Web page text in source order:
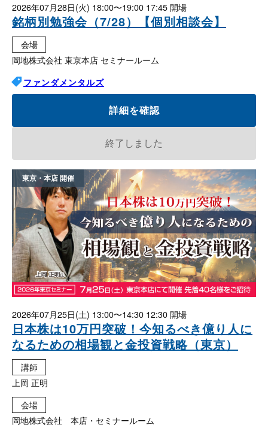
2026年07月28日(火) 18:00〜19:00 17:45
銘柄別勉強会（7/28）【個別相談会】
会場
岡地株式会社 東京本店 セミナールーム
ファンダメンタルズ
詳細を確認
終了しました
東京・本店
2026年07月25日(土) 13:00〜14:30 12:30
日本株は10万円突破！今知るべき億り人に
なるための相場観と金投資戦略（東京）
講師
上岡 正明
会場
岡地株式会社 本店・セミナールーム